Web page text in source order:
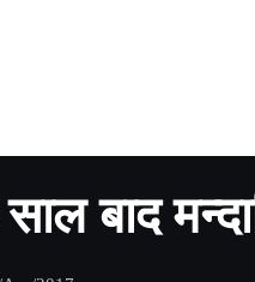
बाद